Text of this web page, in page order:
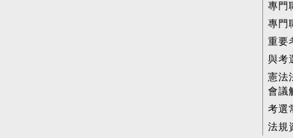
專門
專門
重要
與考
憲法
會議
考選
法規